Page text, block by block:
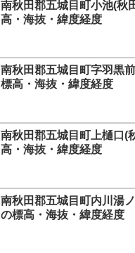
南秋田郡五城目町小池(秋
高・海抜・緯度経度
南秋田郡五城目町字羽黒
標高・海抜・緯度経度
南秋田郡五城目町上樋口(
高・海抜・緯度経度
南秋田郡五城目町内川湯
の標高・海抜・緯度経度